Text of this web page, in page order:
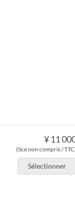
¥ 11
(Sce non compris /
Sélectionner